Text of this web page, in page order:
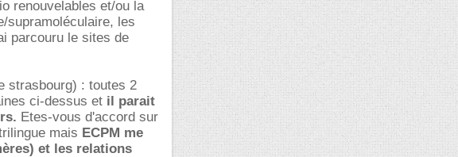
renouvelables et/ou la
supramoléculaire, les
parcouru le sites de
strasbourg) : toutes 2
ci-dessus et il parait
Etes-vous d'accord sur
mais ECPM me
et les relations